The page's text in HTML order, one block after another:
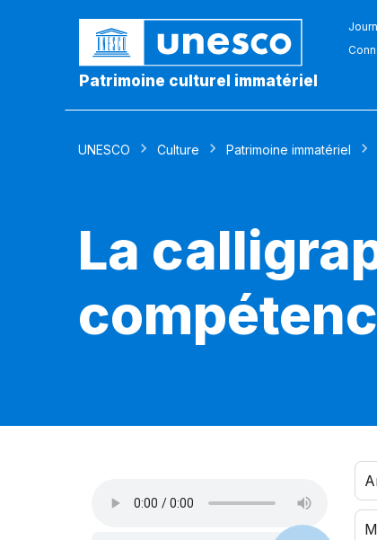
Patrimoine culturel immatériel
UNESCO Culture Patrimoine immatériel
La